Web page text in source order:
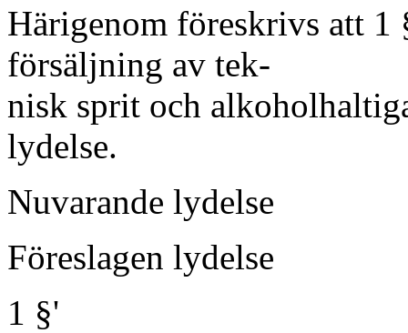
Härigenom föreskrivs att 1
försäljning av tek-
nisk sprit och
lydelse.
Nuvarande lydelse
Föreslagen lydelse
1 §'